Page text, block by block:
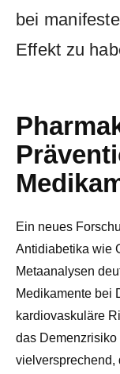
bei
Effekt zu
Ein neues
Antidiabetika wie
Metaanalysen
Medikamente bei
kardiovaskuläre
das
vielversprechend,